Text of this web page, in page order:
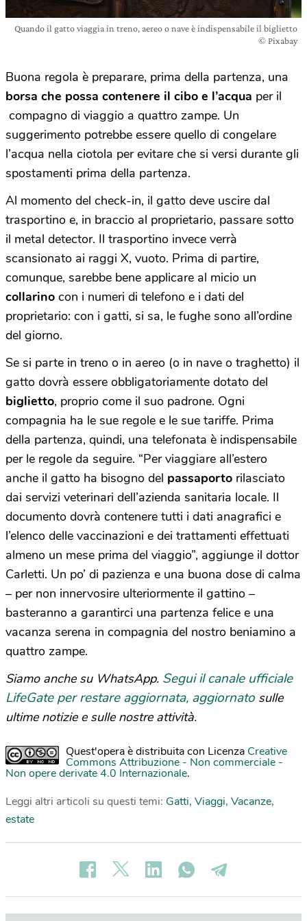
Quando il gatto viaggia in treno, aereo o nave è indispensabile il biglietto
© Pixabay
Buona regola è preparare, prima della partenza, una
borsa che possa contenere il cibo e l’acqua per il
compagno di viaggio a quattro zampe. Un
suggerimento potrebbe essere quello di congelare
l’acqua nella ciotola per evitare che si versi durante gli
spostamenti prima della partenza.
Al momento del check-in, il gatto deve uscire dal
trasportino e, in braccio al proprietario, passare sotto
il metal detector. Il trasportino invece verrà
scansionato ai raggi X, vuoto. Prima di partire,
comunque, sarebbe bene applicare al micio un
collarino con i numeri di telefono e i dati del
proprietario: con i gatti, si sa, le fughe sono all’ordine
del giorno.
Se si parte in treno o in aereo (o in nave o traghetto) il
gatto dovrà essere obbligatoriamente dotato del
biglietto, proprio come il suo padrone. Ogni
compagnia ha le sue regole e le sue tariffe. Prima
della partenza, quindi, una telefonata è indispensabile
per le regole da seguire. “Per viaggiare all’estero
anche il gatto ha bisogno del passaporto rilasciato
dai servizi veterinari dell’azienda sanitaria locale. Il
documento dovrà contenere tutti i dati anagrafici e
l’elenco delle vaccinazioni e dei trattamenti effettuati
almeno un mese prima del viaggio”, aggiunge il dottor
Carletti. Un po’ di pazienza e una buona dose di calma
– per non innervosire ulteriormente il gattino –
basteranno a garantirci una partenza felice e una
vacanza serena in compagnia del nostro beniamino a
quattro zampe.
Siamo anche su WhatsApp. Segui il canale ufficiale
LifeGate per restare aggiornata, aggiornato sulle
ultime notizie e sulle nostre attività.
Quest'opera è distribuita con Licenza Creative
Commons Attribuzione - Non commerciale -
Non opere derivate 4.0 Internazionale.
Leggi altri articoli su questi temi: Gatti, Viaggi, Vacanze,
estate